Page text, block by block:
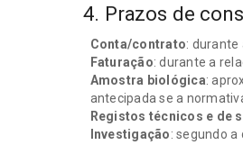
4. Prazos de
Conta/contrato: durante
Faturação: durante a
Amostra biológica:
antecipada se a
Registos técnicos e de
Investigação: segundo